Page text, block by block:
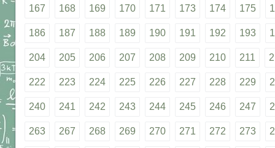
167 168 169 170 171 173 174 175
186 187 188 189 190 191 192 193
204 205 206 207 208 209 210 211
222 223 224 225 226 227 228 229
240 241 242 243 244 245 246 247
263 267 268 269 270 271 272 273